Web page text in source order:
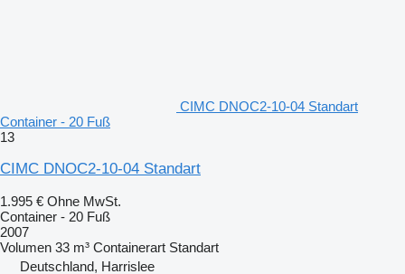
CIMC DNOC2-10-04 Standart
Container - 20 Fuß
13
CIMC DNOC2-10-04 Standart
1.995 € Ohne MwSt.
Container - 20 Fuß
2007
Volumen 33 m³ Containerart Standart
Deutschland, Harrislee